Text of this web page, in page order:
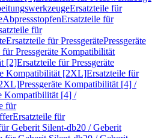
Ersatzteile für
AbpressstopfenErsatzteile für
für
Ersatzteile für PressgerätePressgeräte
für Pressgeräte Kompatibilität
[2]Ersatzteile für Pressgeräte
Kompatibilität [2XL]Ersatzteile für
Pressgeräte Kompatibilität [4] /
Kompatibilität [4] /
für
Ersatzteile für
Geberit Silent-db20 / Geberit